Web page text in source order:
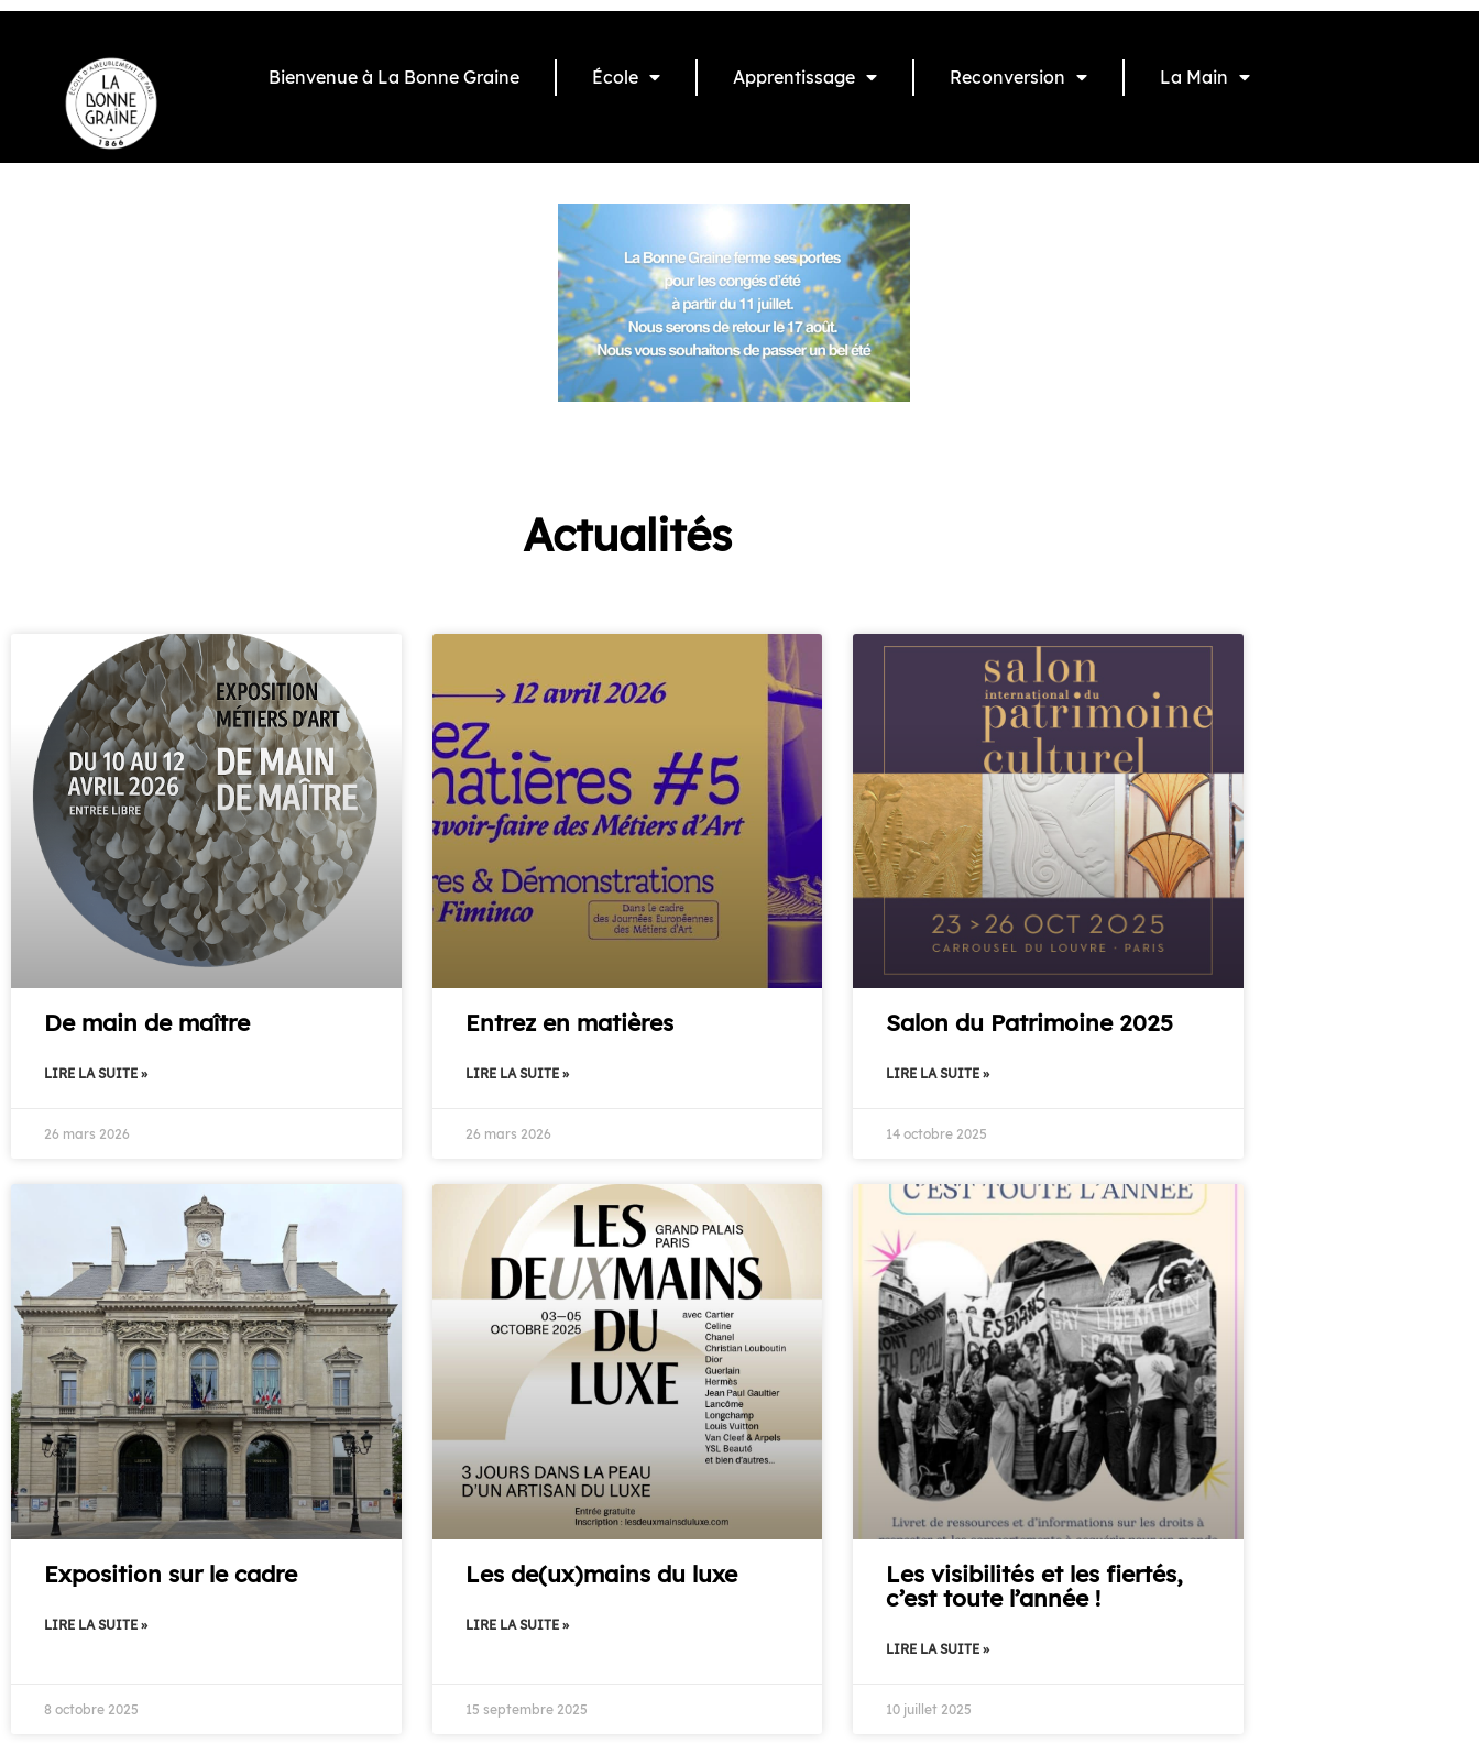
Bienvenue à La Bonne Graine École Apprentissage Reconversion La Main
Actualités
De main de maître
LIRE LA SUITE »
26 mars 2026
Entrez en matières
LIRE LA SUITE »
26 mars 2026
Salon du Patrimoine 2025
LIRE LA SUITE »
14 octobre 2025
Exposition sur le cadre
LIRE LA SUITE »
8 octobre 2025
Les de(ux)mains du luxe
LIRE LA SUITE »
15 septembre 2025
Les visibilités et les fiertés,
c’est toute l’année !
LIRE LA SUITE »
10 juillet 2025